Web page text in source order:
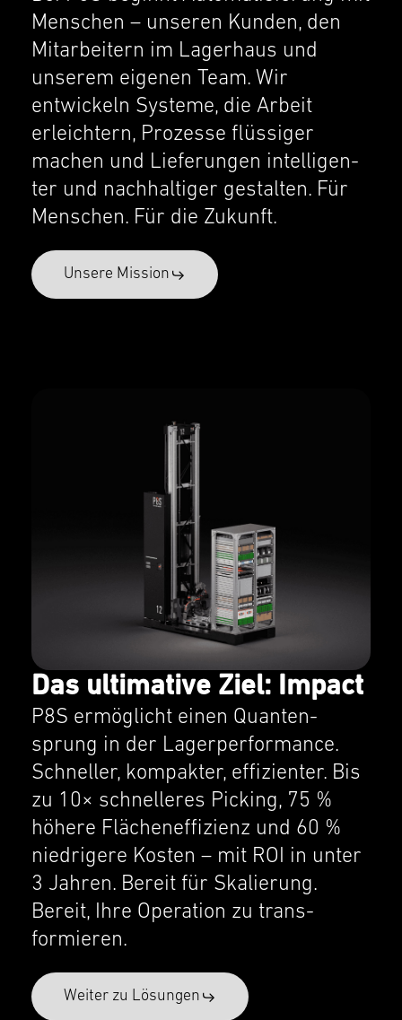
Menschen – unseren Kunden, den
Mitar­beit­ern im Lager­haus und
unserem eigenen Team. Wir
entwick­eln Systeme, die Arbeit
erleichtern, Prozesse flüssiger
machen und Liefer­un­gen intel­li­gen­
ter und nachhaltiger gestal­ten. Für
Menschen. Für die Zukunft.
Unsere Mission
Das ultimative Ziel: Impact
P8S ermöglicht einen Quanten­
sprung in der Lager­per­for­mance.
Schneller, kompak­ter, effizien­ter. Bis
zu 10× schnelleres Picking, 75 %
höhere Fläch­en­ef­fizienz und 60 %
niedrigere Kosten – mit ROI in unter
3 Jahren. Bereit für Skalierung.
Bereit, Ihre Opera­tion zu trans­
formieren.
Weiter zu Lösun­gen